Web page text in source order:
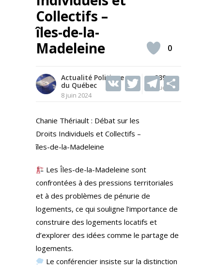
Collectifs –
îles-de-la-
Madeleine
Actualité Politique
du Québec
8 juin 2024
239
Vues
V T T
0
Chanie Thériault : Débat sur les
Droits Individuels et Collectifs –
îles-de-la-Madeleine
Les Îles-de-la-Madeleine sont
confrontées à des pressions territoriales
et à des problèmes de pénurie de
logements, ce qui souligne l’importance de
construire des logements locatifs et
d’explorer des idées comme le partage de
logements.
Le conférencier insiste sur la distinction